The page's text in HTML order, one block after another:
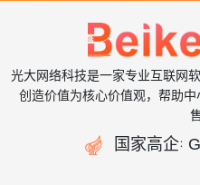
光大网络科技是一家专业互联网
创造价值为核心价值观，帮助
 国家高企：